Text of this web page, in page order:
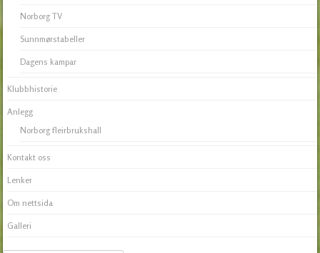
Norborg TV
Sunnmørstabeller
Dagens kampar
Klubbhistorie
Anlegg
Norborg fleirbrukshall
Kontakt oss
Lenker
Om nettsida
Galleri